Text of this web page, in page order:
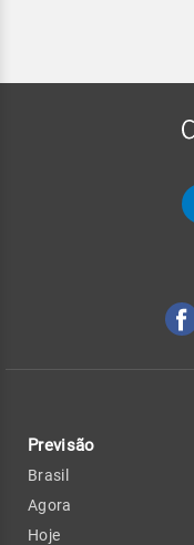
Previsão
Brasil
Agora
Hoje